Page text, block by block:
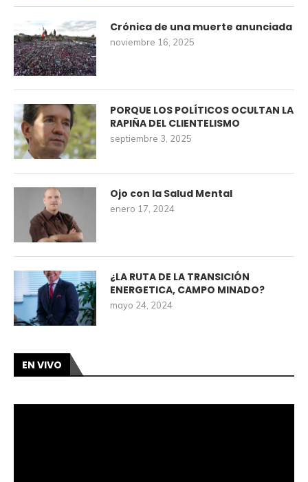
Crónica de una muerte anunciada
noviembre 16, 2025
PORQUE LOS POLÍTICOS OCULTAN LA
RAPIÑA DEL CLIENTELISMO
septiembre 3, 2025
Ojo con la Salud Mental
enero 17, 2024
¿LA RUTA DE LA TRANSICIÓN
ENERGETICA, CAMPO MINADO?
mayo 24, 2024
EN VIVO